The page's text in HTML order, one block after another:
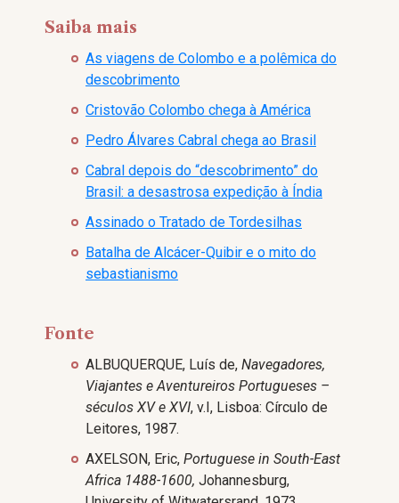
Saiba mais
As viagens de Colombo e a polêmica do
descobrimento
Cristovão Colombo chega à América
Pedro Álvares Cabral chega ao Brasil
Cabral depois do “descobrimento” do
Brasil: a desastrosa expedição à Índia
Assinado o Tratado de Tordesilhas
Batalha de Alcácer-Quibir e o mito do
sebastianismo
Fonte
ALBUQUERQUE, Luís de, Navegadores,
Viajantes e Aventureiros Portugueses –
séculos XV e XVI, v.I, Lisboa: Círculo de
Leitores, 1987.
AXELSON, Eric, Portuguese in South-East
Africa 1488-1600, Johannesburg,